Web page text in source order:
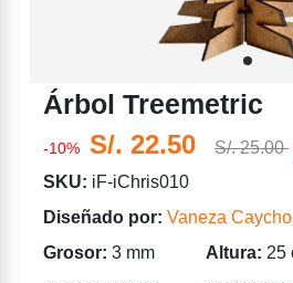
Árbol Treemetric
-10% S/. 22.50 S/. 25.00
SKU: iF-iChris010
Diseñado por: Vaneza Caycho
Grosor: 3 mm
Altura: 25